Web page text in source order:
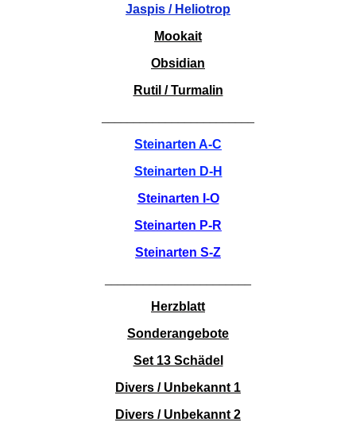
Jaspis / Heliotrop
Mookait
Obsidian
Rutil / Turmalin
Steinarten A-C
Steinarten D-H
Steinarten I-O
Steinarten P-R
Steinarten S-Z
Herzblatt
Sonderangebote
Set 13 Schädel
Divers / Unbekannt 1
Divers / Unbekannt 2